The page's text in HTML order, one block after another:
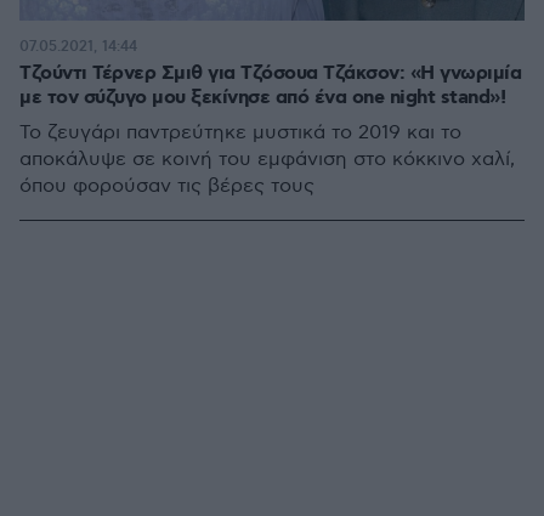
Τζούντι Τέρνερ Σμιθ για Τζόσουα Τζάκσον: «Η γνωριμία
με τον σύζυγο μου ξεκίνησε από ένα one night stand»!
Το ζευγάρι παντρεύτηκε μυστικά το 2019 και το
αποκάλυψε σε κοινή του εμφάνιση στο κόκκινο χαλί,
όπου φορούσαν τις βέρες τους
07.05.2021, 14:44